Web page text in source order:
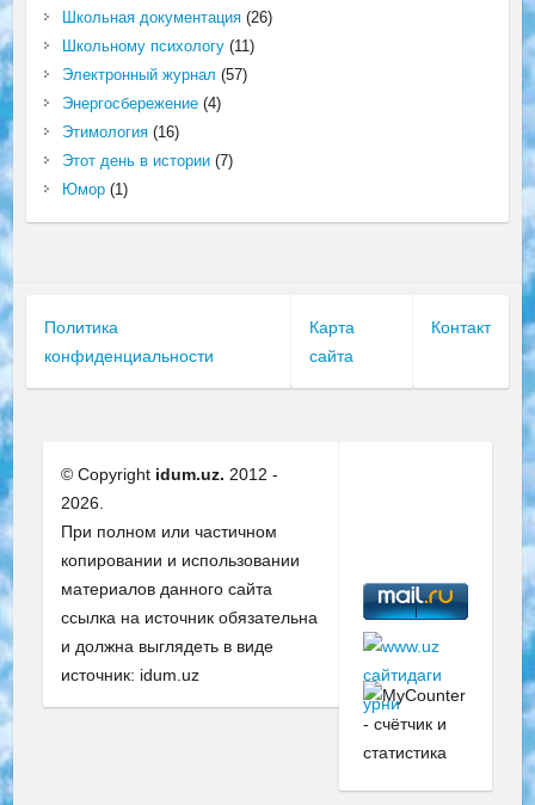
Школьная документация(26)
Школьному психологу(11)
Электронный журнал (57)
Энергосбережение(4)
Этимология(16)
Этот день в истории(7)
Юмор(1)
Политика
конфиденциальности
Карта
сайта
Контакт
© Copyright idum.uz. 2012 -
2026.
При полном или частичном
копировании и использовании
материалов данного сайта
ссылка на источник обязательна
и должна выглядеть в виде
источник: idum.uz